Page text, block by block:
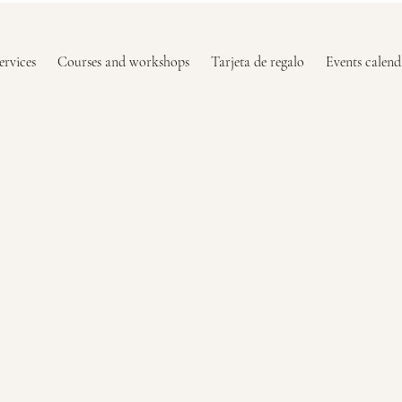
Courses and workshops Tarjeta de regalo Events